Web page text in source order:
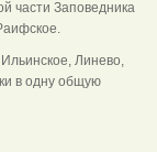
части Заповедника
Линево,
в одну общую